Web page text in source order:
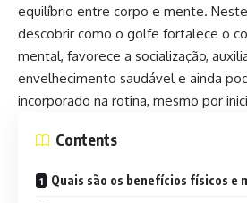
equilíbrio entre corpo e mente.
descobrir como o golfe fortalece o
mental, favorece a socialização,
envelhecimento saudável e ainda
incorporado na rotina, mesmo por
Contents
Quais são os benefícios físicos e